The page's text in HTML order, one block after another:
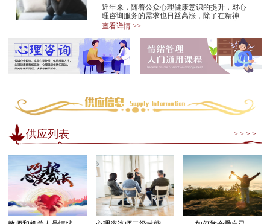
询师不靠谱！赶紧换
近年来，随着公众心理健康意识的提升，对心
理咨询服务的需求也日益高涨，除了在精神专
科医院就诊以外，很多人也会在市面上的心理
备...
查看详情 >>
供应列表 > > > >